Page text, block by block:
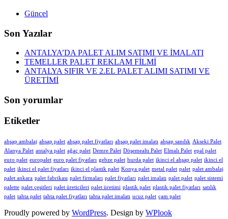
Güncel
Son Yazılar
ANTALYA’DA PALET ALIM SATIMI VE İMALATI
TEMELLER PALET REKLAM FİLMİ
ANTALYA SIFIR VE 2.EL PALET ALIMI SATIMI VE
ÜRETİMİ
Son yorumlar
Etiketler
ahşap ambalaj ahşap palet ahşap palet fiyatları ahşap palet imalatı ahşap sandık Akseki Palet
Alanya Palet antalya palet ağaç palet Demre Palet Döşemealtı Palet Elmalı Palet epal palet
euro palet europalet euro palet fiyatları gebze palet hurda palet ikinci el ahşap palet ikinci el
palet ikinci el palet fiyatları ikinci el plastik palet Konya palet metal palet palet palet ambalaj
palet ankara palet fabrikası palet firmaları palet fiyatları palet imalatı palet palet palet sistemi
palette palet çeşitleri palet üreticileri palet üretimi plastik palet plastik palet fiyatları satılık
palet tahta palet tahta palet fiyatları tahta palet imalatı ucuz palet çam palet
Proudly powered by WordPress. Design by WPlook